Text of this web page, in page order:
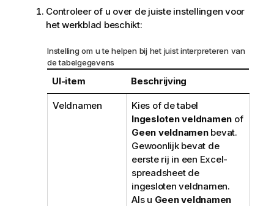
Controleer of u over de juiste instellingen voor
het werkblad beschikt:
Instelling om u te helpen bij het juist interpreteren van
de tabelgegevens
UI-item Beschrijving
Veldnamen
Kies of de tabel
Ingesloten veldnamen of
Geen veldnamenbevat.
Gewoonlijk bevat de
eerste rij in een Excel-
spreadsheet de
ingesloten veldnamen.
Als u Geen veldnamen